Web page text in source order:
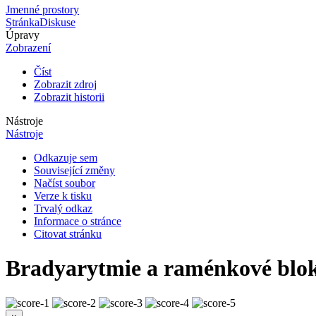
Jmenné prostory
StránkaDiskuse
Úpravy
Zobrazení
Číst
Zobrazit zdroj
Zobrazit historii
Nástroje
Nástroje
Odkazuje sem
Související změny
Načíst soubor
Verze k tisku
Trvalý odkaz
Informace o stránce
Citovat stránku
Bradyarytmie a raménkové